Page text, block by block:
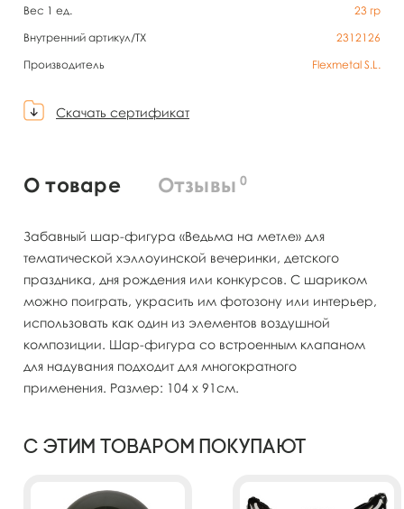
Вес 1 ед.
23 гр
Внутренний артикул/TX
2312126
Производитель
Flexmetal S.L.
Скачать сертификат
О товаре Отзывы 0
Забавный шар-фигура «Ведьма на метле» для
тематической хэллоуинской вечеринки, детского
праздника, дня рождения или конкурсов. С шариком
можно поиграть, украсить им фотозону или интерьер,
использовать как один из элементов воздушной
композиции. Шар-фигура со встроенным клапаном
для надувания подходит для многократного
применения. Размер: 104 х 91см.
С этим товаром покупают